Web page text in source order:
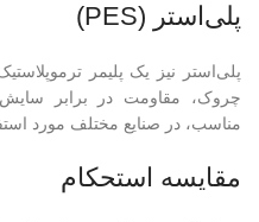
پلی‌استر (PES)
پلی‌استر نیز یک پلیمر
چروک، مقاومت در برابر
مناسب، در صنایع مختلف مورد
مقایسه استحکام